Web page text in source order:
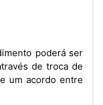
poderá ser
de troca de
um acordo entre